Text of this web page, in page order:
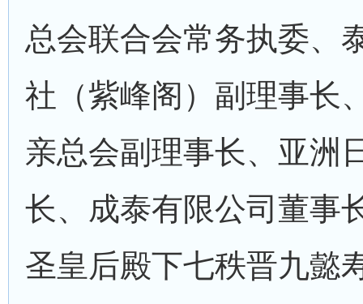
总会联合会常务执委、
社（紫峰阁）副理事长
亲总会副理事长、亚洲
长、成泰有限公司董事
圣皇后殿下七秩晋九懿